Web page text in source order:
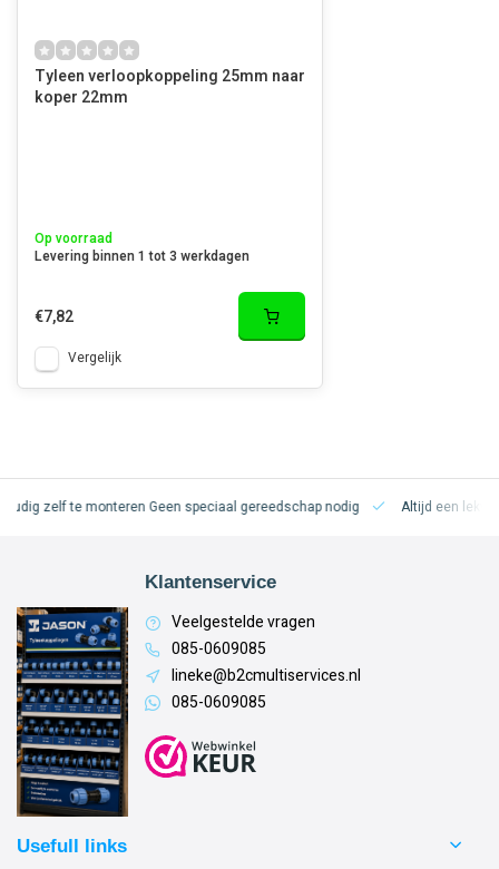
Tyleen verloopkoppeling 25mm naar
koper 22mm
Op voorraad
Levering binnen 1 tot 3 werkdagen
€7,82
Vergelijk
zelf te monteren Geen speciaal gereedschap nodig Altijd een
Klantenservice
Veelgestelde vragen
085-0609085
lineke@b2cmultiservices.nl
085-0609085
Usefull links